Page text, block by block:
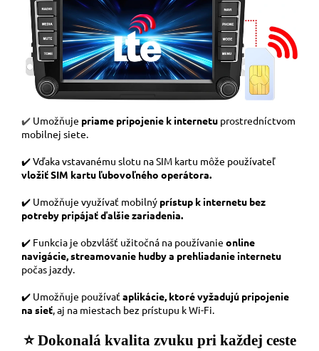
✔️ Umožňuje priame pripojenie k internetu prostredníctvom
mobilnej siete.
✔️ Vďaka vstavanému slotu na SIM kartu môže používateľ
vložiť SIM kartu ľubovoľného operátora.
✔️ Umožňuje využívať mobilný prístup k internetu bez
potreby pripájať ďalšie zariadenia.
✔️ Funkcia je obzvlášť užitočná na používanie online
navigácie, streamovanie hudby a prehliadanie internetu
počas jazdy.
✔️ Umožňuje používaťaplikácie, ktoré vyžadujú pripojenie
na sieť, aj na miestach bez prístupu k Wi-Fi.
⭐️ Dokonalá kvalita zvuku pri každej ceste